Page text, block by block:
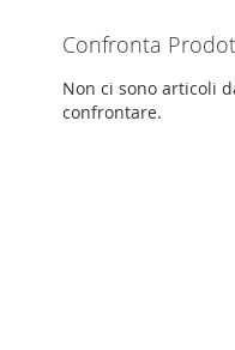
Confronta
Non ci sono articoli
confrontare.